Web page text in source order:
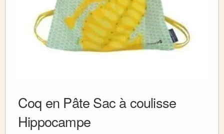
Coq en Pâte Sac à coulisse
Hippocampe